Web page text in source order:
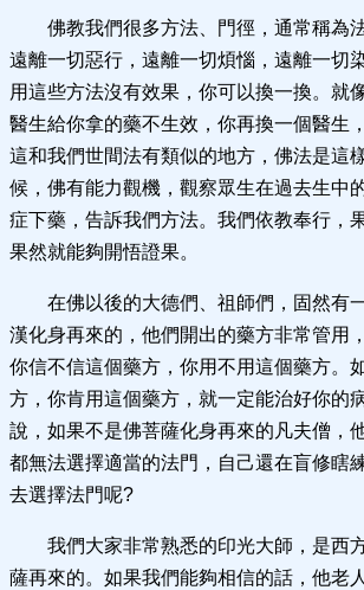
佛教我們很多方法、門徑，通常稱為
遠離一切惡行，遠離一切煩惱，遠離一切
用這些方法沒有效果，你可以換一換。就
醫生給你拿的藥不生效，你再換一個醫生
這和我們世間法有類似的地方，佛法是這
候，佛有能力觀機，觀察眾生在過去生中
症下藥，告訴我們方法。我們依教奉行，
果然就能夠開悟證果。
在佛以後的大德們、祖師們，固然有
漢化身再來的，他們開出的藥方非常管用
你信不信這個藥方，你用不用這個藥方。
方，你肯用這個藥方，就一定能治好你的
說，如果不是佛菩薩化身再來的凡夫僧，
都無法選擇適當的法門，自己還在盲修瞎
去選擇法門呢?
我們大家非常熟悉的印光大師，是西
薩再來的。如果我們能夠相信的話，他老